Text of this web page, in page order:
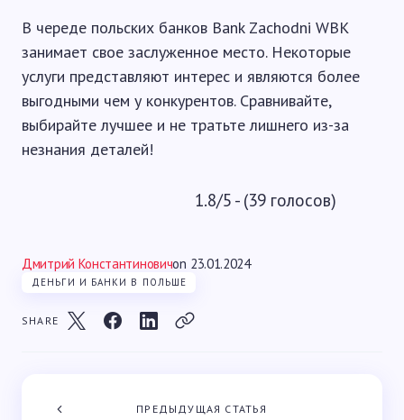
В череде польских банков Bank Zachodni WBK
занимает свое заслуженное место. Некоторые
услуги представляют интерес и являются более
выгодными чем у конкурентов. Сравнивайте,
выбирайте лучшее и не тратьте лишнего из-за
незнания деталей!
1.8/5 - (39 голосов)
Дмитрий Константиновичon 23.01.2024
ДЕНЬГИ И БАНКИ В ПОЛЬШЕ
SHARE
ПРЕДЫДУЩАЯ СТАТЬЯ